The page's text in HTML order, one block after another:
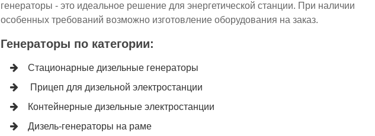
генераторы - это идеальное решение для энергетической станции. При наличии
особенных требований возможно изготовление оборудования на заказ.
Генераторы по категории:
Стационарные дизельные генераторы
Прицеп для дизельной электростанции
Контейнерные дизельные электростанции
Дизель-генераторы на раме